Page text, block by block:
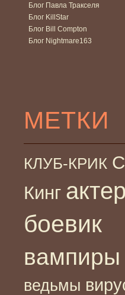
Блог Павла Тракселя
Блог KillStar
Блог Bill Compton
Блог Nightmare163
МЕТКИ
КЛУБ-КРИК
Кинг
боевик
вампиры
ведьмы